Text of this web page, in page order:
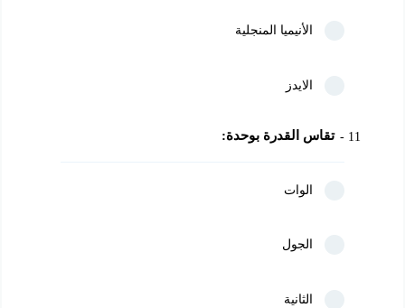
الأنيميا المنجلية
الايدز
11 تقاس القدرة بوحدة:
الوات
الجول
الثانية